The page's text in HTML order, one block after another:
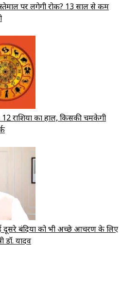
पर लगेगी रोक? 13 साल से कम
राशियों का हाल, किसकी चमकेगी
दूसरे बंदियों को भी अच्छे आचरण के लिए
डॉ. यादव